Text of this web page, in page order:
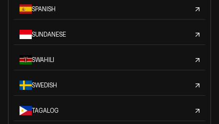
SPANISH
SUNDANESE
SWAHILI
SWEDISH
TAGALOG